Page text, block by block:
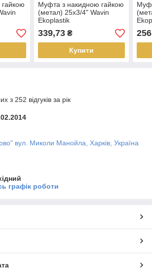
Муфта з накидною гайкою
(метал) 25х3/4" Wavin
Ekoplastik
339,73₴
Купити
з 252 відгуків за рік
вул. Миколи Манойла, Харків, Україна
графік роботи